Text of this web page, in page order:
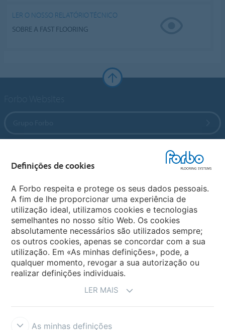
LER O NOSSO RELATÓRIO TÉCNICO
SOBRE A FAST FLOORING
Sites Forbo
Selecione o país
Definições de cookies
A Forbo respeita e protege os seus dados pessoais.
A fim de lhe proporcionar uma experiência de
utilização ideal, utilizamos cookies e tecnologias
semelhantes no nosso sítio Web. Os cookies
absolutamente necessários são utilizados sempre;
os outros cookies, apenas se concordar com a sua
utilização. Em «As minhas definições», pode, a
qualquer momento, revogar a sua autorização ou
realizar definições individuais.
LER MAIS
As minhas definições